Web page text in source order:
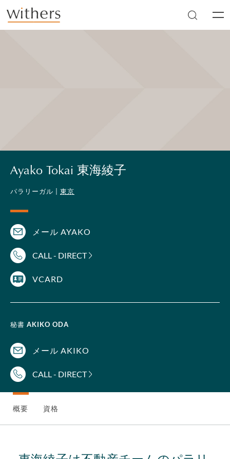
Skip to main content
Ayako Tokai 東海綾子
パラリーガル | 東京
メール AYAKO
CALL - DIRECT
VCARD
秘書 AKIKO ODA
メール AKIKO
CALL - DIRECT
概要 資格